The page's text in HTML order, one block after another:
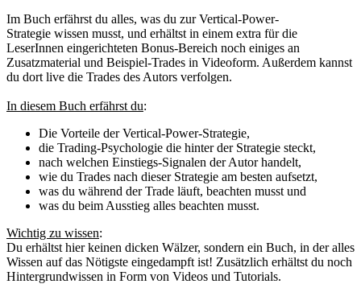
Im Buch erfährst du alles, was du zurVertical-Power-
Strategie wissen musst, und erhältst in einem extra für die
LeserInnen eingerichteten Bonus-Bereich noch einiges an
Zusatzmaterial und Beispiel-Trades in Videoform. Außerdem kannst
du dort live die Trades des Autors verfolgen.
In diesem Buch erfährst du:
Die Vorteile der Vertical-Power-Strategie,
die Trading-Psychologie die hinter der Strategie steckt,
nach welchen Einstiegs-Signalen der Autor handelt,
wie du Trades nach dieser Strategie am besten aufsetzt,
was du während der Trade läuft, beachten musst und
was du beim Ausstieg alles beachten musst.
Wichtig zu wissen:
Du erhältst hier keinen dicken Wälzer, sondern ein Buch, in der alles
Wissen auf das Nötigste eingedampft ist! Zusätzlich erhältst du noch
Hintergrundwissen in Form von Videos und Tutorials.